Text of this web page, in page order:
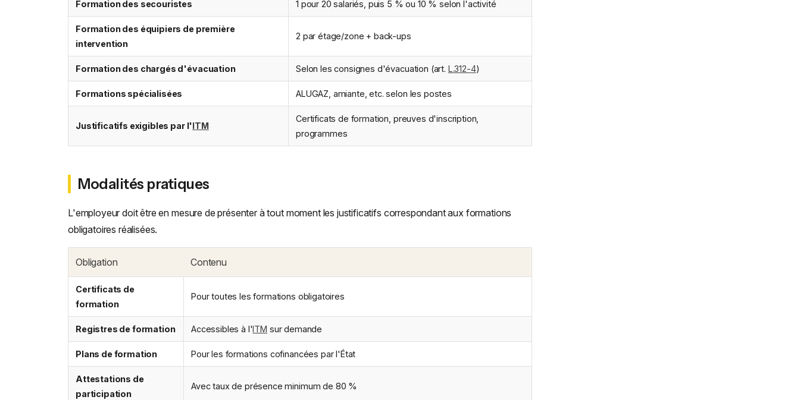
Formation des secouristes 1 pour 20 salariés, puis 5 % ou 10 % selon l'activité
Formation des équipiers de première
intervention
2 par étage/zone + back-ups
Formation des chargés d'évacuation Selon les consignes d'évacuation (art. L.312-4)
Formations spécialisées ALUGAZ, amiante, etc. selon les postes
Justificatifs exigibles par l'ITM
Certificats de formation, preuves d'inscription,
programmes
Modalités pratiques
L'employeur doit être en mesure de présenter à tout moment les justificatifs correspondant aux formations
obligatoires réalisées.
Obligation Contenu
Certificats de
formation
Pour toutes les formations obligatoires
Registres de formation Accessibles à l'ITM sur demande
Plans de formation Pour les formations cofinancées par l'État
Attestations de
participation
Avec taux de présence minimum de 80 %